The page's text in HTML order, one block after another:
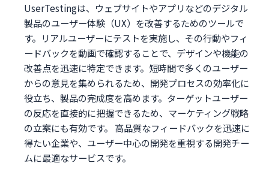
UserTestingは、ウェブサイトやアプリなどのデジタル
製品のユーザー体験（UX）を改善するためのツールで
す。リアルユーザーにテストを実施し、その行動やフィ
ードバックを動画で確認することで、デザインや機能の
改善点を迅速に特定できます。短時間で多くのユーザー
からの意見を集められるため、開発プロセスの効率化に
役立ち、製品の完成度を高めます。ターゲットユーザー
の反応を直接的に把握できるため、マーケティング戦略
の立案にも有効です。 高品質なフィードバックを迅速に
得たい企業や、ユーザー中心の開発を重視する開発チー
ムに最適なサービスです。